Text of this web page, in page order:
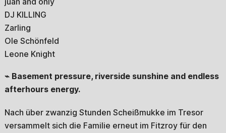
DJ KILLING
Zarling
Ole Schönfeld
Leone Knight
⌁ Basement pressure, riverside sunshine and endless
afterhours energy.
Nach über zwanzig Stunden Scheißmukke im Tresor
versammelt sich die Familie erneut im Fitzroy für den